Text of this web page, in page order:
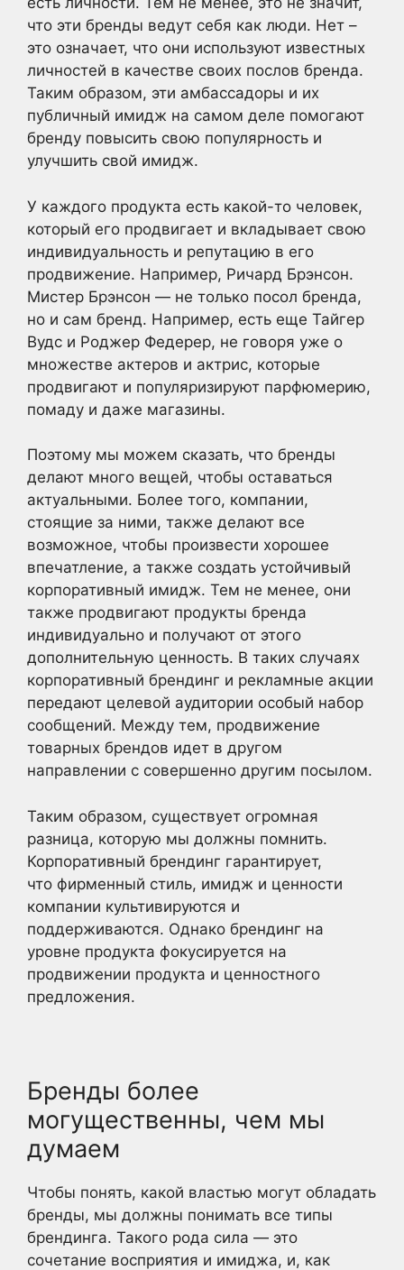
что эти бренды ведут себя как люди. Нет –
это означает, что они используют известных
личностей в качестве своих послов бренда.
Таким образом, эти амбассадоры и их
публичный имидж на самом деле помогают
бренду повысить свою популярность и
улучшить свой имидж.
У каждого продукта есть какой-то человек,
который его продвигает и вкладывает свою
индивидуальность и репутацию в его
продвижение. Например, Ричард Брэнсон.
Мистер Брэнсон — не только посол бренда,
но и сам бренд. Например, есть еще Тайгер
Вудс и Роджер Федерер, не говоря уже о
множестве актеров и актрис, которые
продвигают и популяризируют парфюмерию,
помаду и даже магазины.
Поэтому мы можем сказать, что бренды
делают много вещей, чтобы оставаться
актуальными. Более того, компании,
стоящие за ними, также делают все
возможное, чтобы произвести хорошее
впечатление, а также создать устойчивый
корпоративный имидж. Тем не менее, они
также продвигают продукты бренда
индивидуально и получают от этого
дополнительную ценность. В таких случаях
корпоративный брендинг и рекламные акции
передают целевой аудитории особый набор
сообщений. Между тем, продвижение
товарных брендов идет в другом
направлении с совершенно другим посылом.
Таким образом, существует огромная
разница, которую мы должны помнить.
Корпоративный брендинг гарантирует,
что фирменный стиль, имидж и ценности
компании культивируются и
поддерживаются. Однако брендинг на
уровне продукта фокусируется на
продвижении продукта и ценностного
предложения.
Бренды более
могущественны, чем мы
думаем
Чтобы понять, какой властью могут обладать
бренды, мы должны понимать все типы
брендинга. Такого рода сила — это
сочетание восприятия и имиджа, и, как